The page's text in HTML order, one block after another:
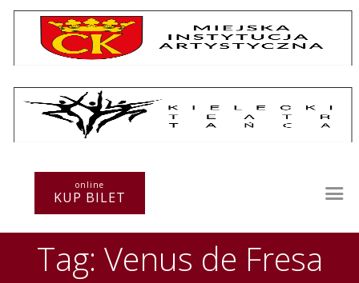
online
KUP BILET
Tag: Venus de Fresa
Repertuar
Teatr / Zespół
Przestrzenie Sztuki
Festiwal
Kurs instruktorski
Sprawozdania